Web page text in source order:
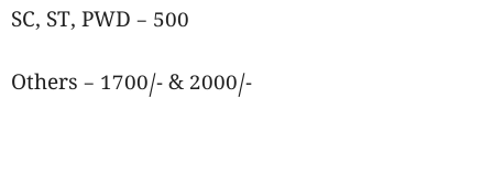
SC, ST, PWD – 500
Others – 1700/- & 2000/-